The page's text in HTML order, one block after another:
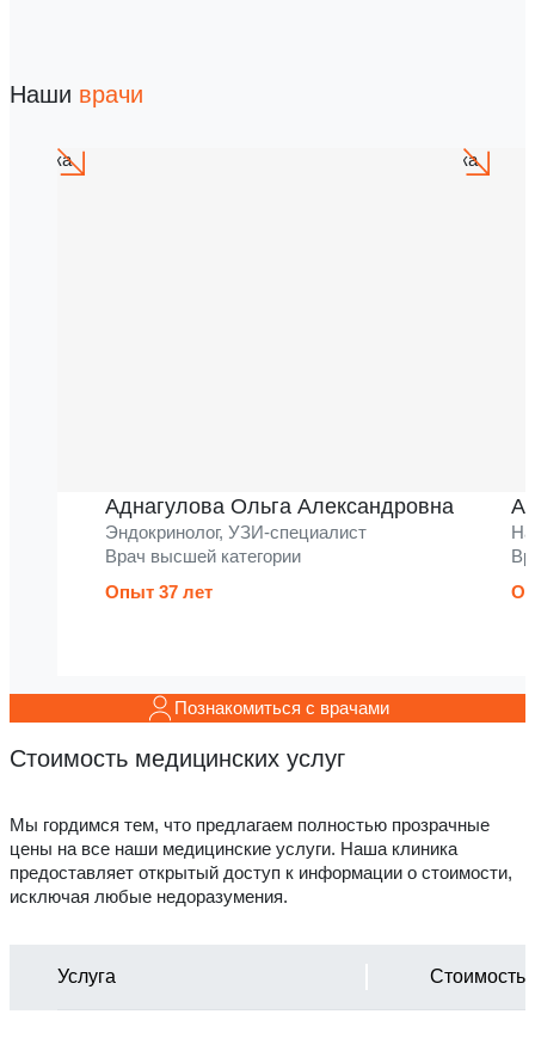
Наши врачи
Аднагулова Ольга Александровна
Эндокринолог, УЗИ-специалист
Врач высшей категории
Опыт 37 лет
Познакомиться с врачами
Стоимость медицинских услуг
Мы гордимся тем, что предлагаем полностью прозрачные
цены на все наши медицинские услуги. Наша клиника
предоставляет открытый доступ к информации о стоимости,
исключая любые недоразумения.
Услуга Стоимость